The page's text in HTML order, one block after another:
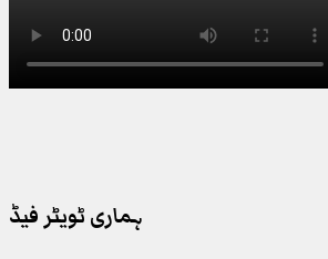
ہماری ٹویٹر فیڈ